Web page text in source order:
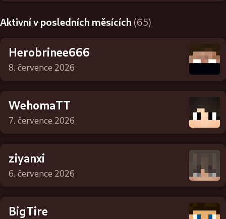
Aktivní v posledních měsících (65)
Herobrinee666
8. července 2026
WehomaTT
7. července 2026
ziyanxi
6. července 2026
BigTire